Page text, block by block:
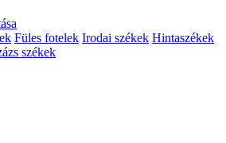
Füles fotelek Irodai székek Hintaszékek
székek